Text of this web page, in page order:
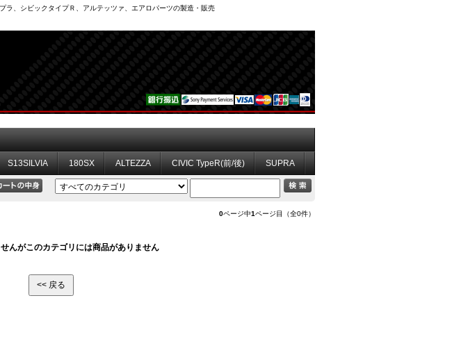
、シビックタイプＲ、アルテッツァ、エアロパーツの製造・販売
S13SILVIA 180SX ALTEZZA CIVIC TypeR(前/後) SUPRA
0ページ中1ページ目（全0件）
んがこのカテゴリには商品がありません